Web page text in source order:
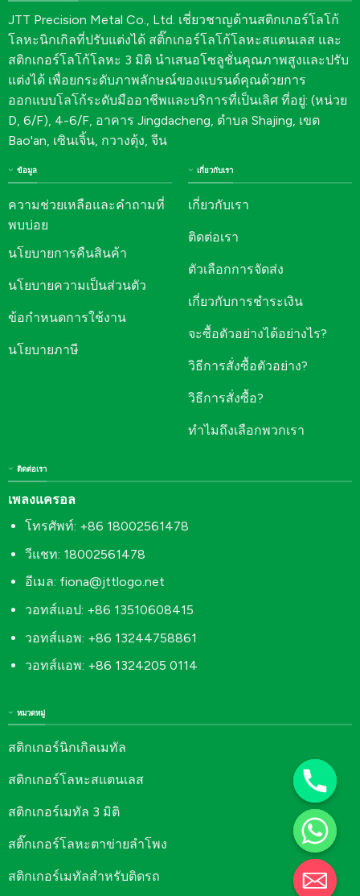
JTT Precision Metal Co., Ltd. เชี่ยวชาญด้านสติกเกอร์โลโก้
โลหะนิกเกิลที่ปรับแต่งได้ สติ๊กเกอร์โลโก้โลหะสแตนเลส และ
สติกเกอร์โลโก้โลหะ 3 มิติ นำเสนอโซลูชั่นคุณภาพสูงและปรับ
แต่งได้ เพื่อยกระดับภาพลักษณ์ของแบรนด์คุณด้วยการ
ออกแบบโลโก้ระดับมืออาชีพและบริการที่เป็นเลิศ ที่อยู่: (หน่วย
D, 6/F), 4-6/F, อาคาร Jingdacheng, ตำบล Shajing, เขต
Bao'an, เซินเจิ้น, กวางตุ้ง, จีน
ข้อมูล
ความช่วยเหลือและคำถามที่
พบบ่อย
นโยบายการคืนสินค้า
นโยบายความเป็นส่วนตัว
ข้อกำหนดการใช้งาน
นโยบายภาษี
เกี่ยวกับเรา
เกี่ยวกับเรา
ติดต่อเรา
ตัวเลือกการจัดส่ง
เกี่ยวกับการชำระเงิน
จะซื้อตัวอย่างได้อย่างไร?
วิธีการสั่งซื้อตัวอย่าง?
วิธีการสั่งซื้อ?
ทำไมถึงเลือกพวกเรา
หมวดหมู่
สติกเกอร์นิกเกิลเมทัล
สติกเกอร์โลหะสแตนเลส
สติกเกอร์เมทัล 3 มิติ
สติ๊กเกอร์โลหะตาข่ายลำโพง
สติกเกอร์เมทัลสำหรับติดรถ
ติดต่อเรา
เพลงแครอล
โทรศัพท์: +86 18002561478
วีแชท: 18002561478
อีเมล: fiona@jttlogo.net
วอทส์แอป: +86 13510608415
วอทส์แอพ: +86 13244758861
วอทส์แอพ: +86 1324205 0114